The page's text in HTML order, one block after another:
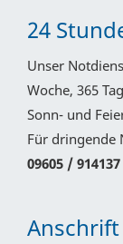
24
Unser
Woche, 365
Sonn- und
Für dringende
09605 / 914137
Anschrift